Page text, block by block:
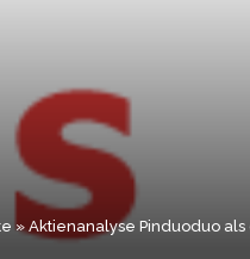
» Aktienanalyse Pinduoduo